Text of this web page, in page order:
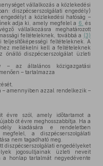
vállalkozás a közlekedési
diszpécserszolgálati engedély)
a közlekedési hatóság –
adja ki, amely megfelel a 6. és
vállalkozásra meghatározott
feltételeknek, továbbá a (3)
teljesítőképességi feltételeknek. A
mellékelni kell a feltételeknek
önálló diszpécserszolgálat üzleti
– az általános közigazgatási
– tartalmazza
– amennyiben azzal rendelkezik –
évre szól, amely időtartamot a
öt évre meghosszabbítja. Ha a
kiadására e rendeletben
a diszpécserszolgálati
nem tagadható meg.
diszpécserszolgálati engedélyeket
jogosultjainak üzleti neveit
honlap tartalmát negyedévente